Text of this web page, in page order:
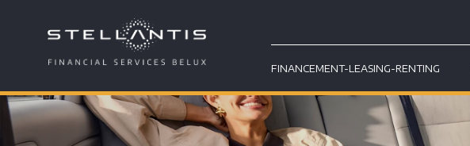
FINANCEMENT-LEASING-RENTING